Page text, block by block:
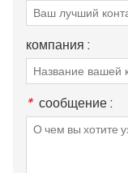
компания :
* сообщение :